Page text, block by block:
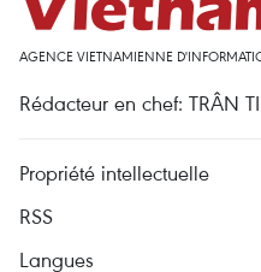
AGENCE VIETNAMIENNE
Rédacteur en chef: TRÂN
Propriété intellectuelle
RSS
Langues